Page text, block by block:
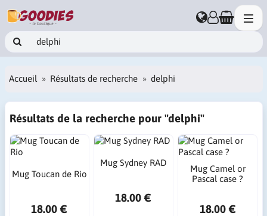
Accueil Résultats de recherche delphi
Résultats de la recherche pour "delphi"
Mug Toucan de Rio
18.00 €
Mug Sydney RAD
18.00 €
Mug Camel or
Pascal case ?
18.00 €